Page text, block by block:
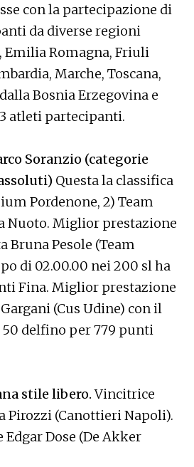
con la partecipazione di
da diverse regioni
Emilia Romagna, Friuli
Marche, Toscana,
Bosnia Erzegovina e
atleti partecipanti.
Soranzio (categorie
Questa la classifica
Pordenone, 2) Team
Nuoto. Miglior prestazione
Bruna Pesole (Team
di 02.00.00 nei 200 sl ha
Fina. Miglior prestazione
(Cus Udine) con il
50 delfino per 779 punti
stile libero.Vincitrice
Pirozzi (Canottieri Napoli).
Dose (De Akker